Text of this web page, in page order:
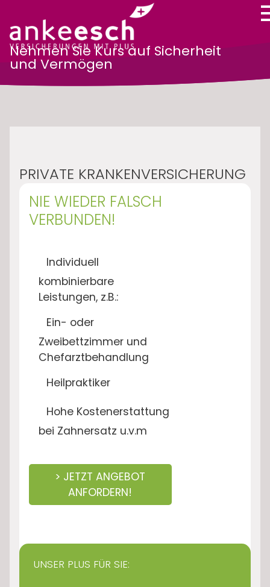
Nehmen Sie Kurs auf Sicherheit
und Vermögen
PRIVATE KRANKENVERSICHERUNG
NIE WIEDER FALSCH
VERBUNDEN!
Individuell
kombinierbare
Leistungen, z.B.:
Ein- oder
Zweibettzimmer und
Chefarztbehandlung
Heilpraktiker
Hohe Kostenerstattung
bei Zahnersatz u.v.m
> JETZT ANGEBOT
ANFORDERN!
UNSER PLUS FÜR SIE: